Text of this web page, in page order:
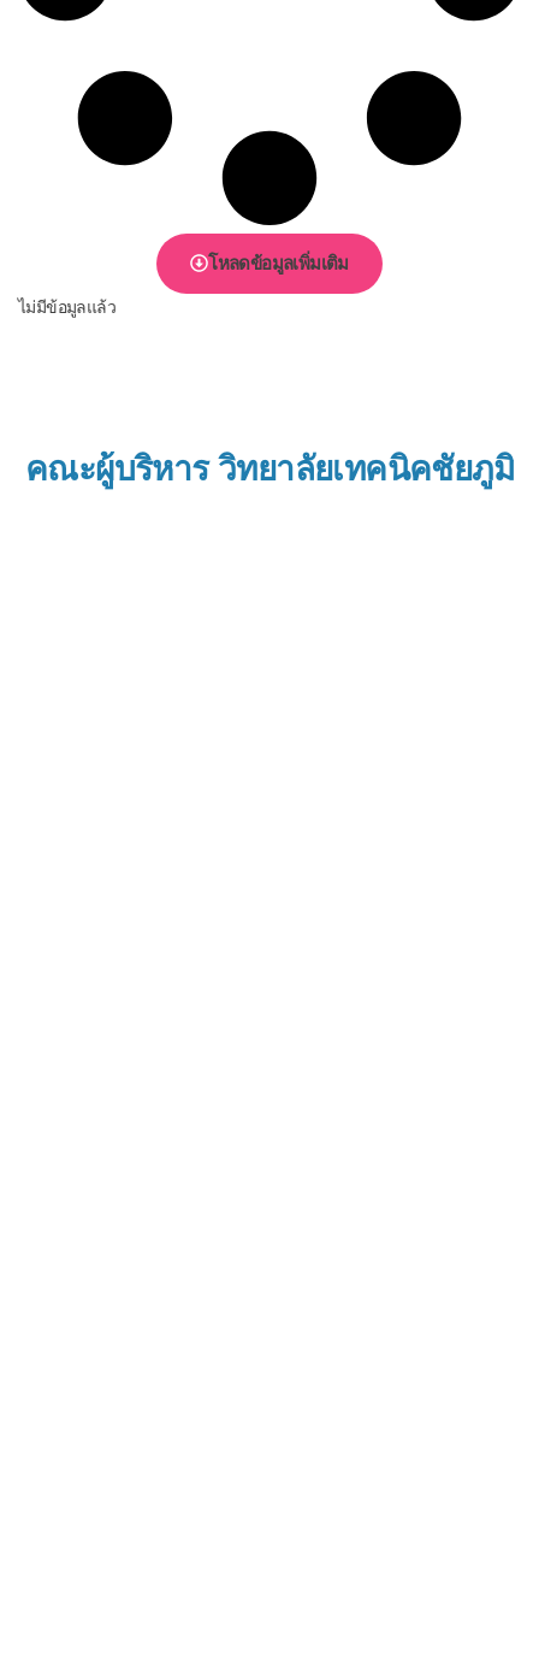
โหลดข้อมูลเพิ่มเติม
ไม่มีข้อมูลแล้ว
คณะผู้บริหาร วิทยาลัยเทคนิคชัยภูมิ